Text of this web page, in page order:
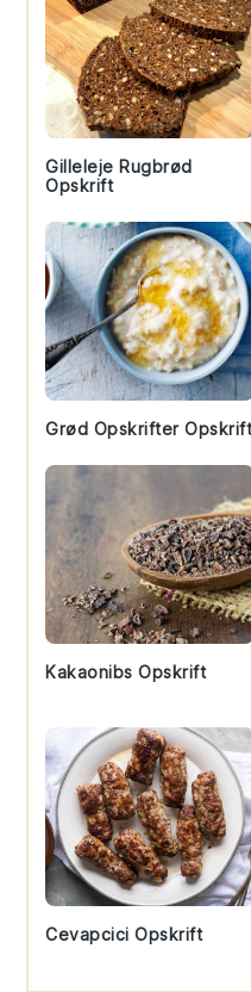
Gilleleje Rugbrød
Opskrift
Grød Opskrifter
Kakaonibs Opskrift
Cevapcici Opskrift